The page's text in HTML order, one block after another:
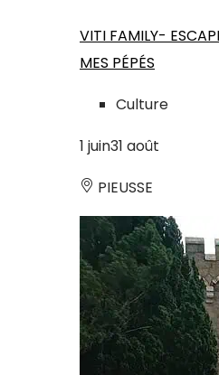
VITI FAMILY-
MES PÉPÉS
Culture
1 juin31 août
PIEUSSE